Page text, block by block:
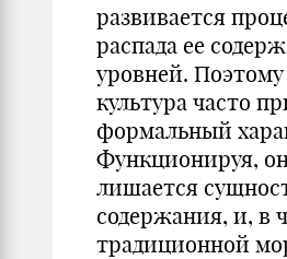
развивается
распада ее
уровней.
культура часто
формальный
Функционируя,
лишается
содержания, и, в
традиционной